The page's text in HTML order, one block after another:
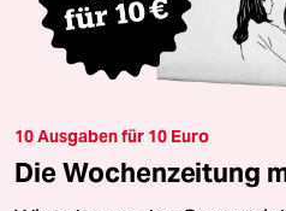
10 Ausgaben für 10 Euro
Die Wochenzeitung